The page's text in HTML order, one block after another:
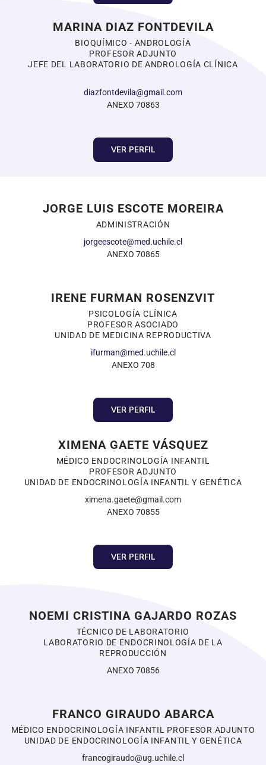
MARINA DIAZ FONTDEVILA
BIOQUÍMICO - ANDROLOGÍA
PROFESOR ADJUNTO
JEFE DEL LABORATORIO DE ANDROLOGÍA CLÍNICA
diazfontdevila@gmail.com
ANEXO 70863
VER PERFIL
JORGE LUIS ESCOTE MOREIRA
ADMINISTRACIÓN
jorgeescote@med.uchile.cl
ANEXO 70865
IRENE FURMAN ROSENZVIT
PSICOLOGÍA CLÍNICA
PROFESOR ASOCIADO
UNIDAD DE MEDICINA REPRODUCTIVA
ifurman@med.uchile.cl
ANEXO 708
VER PERFIL
XIMENA GAETE VÁSQUEZ
MÉDICO ENDOCRINOLOGÍA INFANTIL
PROFESOR ADJUNTO
UNIDAD DE ENDOCRINOLOGÍA INFANTIL Y GENÉTICA
ximena.gaete@gmail.com
ANEXO 70855
VER PERFIL
NOEMI CRISTINA GAJARDO ROZAS
TÉCNICO DE LABORATORIO
LABORATORIO DE ENDOCRINOLOGÍA DE LA
REPRODUCCIÓN
ANEXO 70856
FRANCO GIRAUDO ABARCA
MÉDICO ENDOCRINOLOGÍA INFANTIL PROFESOR ADJUNTO
UNIDAD DE ENDOCRINOLOGÍA INFANTIL Y GENÉTICA
francogiraudo@ug.uchile.cl